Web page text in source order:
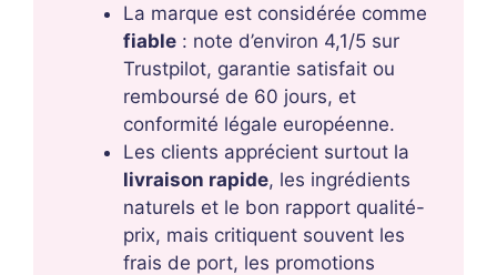
La marque est considérée comme
fiable : note d’environ 4,1/5 sur
Trustpilot, garantie satisfait ou
remboursé de 60 jours, et
conformité légale européenne.
Les clients apprécient surtout la
livraison rapide, les ingrédients
naturels et le bon rapport qualité-
prix, mais critiquent souvent les
frais de port, les promotions